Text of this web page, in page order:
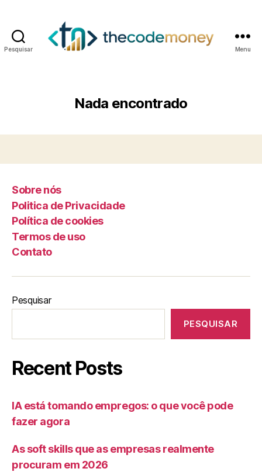
Pesquisar Menu
Nada encontrado
Sobre nós
Politica de Privacidade
Política de cookies
Termos de uso
Contato
Pesquisar
PESQUISAR
Recent Posts
IA está tomando empregos: o que você pode
fazer agora
As soft skills que as empresas realmente
procuram em 2026